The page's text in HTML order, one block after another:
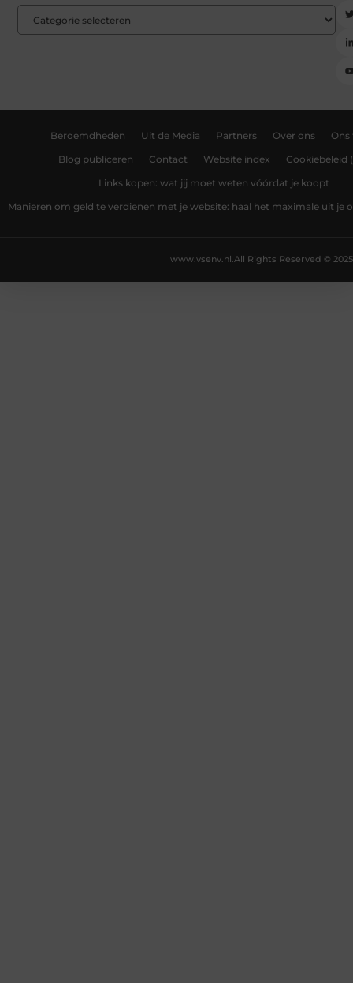
Beroemdheden Uit de Media Partners Over ons Ons
Blog publiceren Contact Website index Cookiebeleid
Links kopen: wat jij moet weten vóórdat je koopt
Manieren om geld te verdienen met je website: haal het maximale uit je
All Rights Reserved © 2025
www.vsenv.nl.